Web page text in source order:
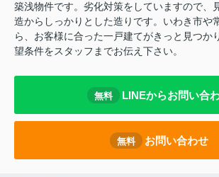
築浅物件です。劣化対策をしていますので、
造からしっかりとした造りです。いわき市や
ら、お客様に合った一戸建てがきっと見つか
望条件をスタッフまでお伝え下さい。
無料 LINEからお問い合
無料 お問い合わせ